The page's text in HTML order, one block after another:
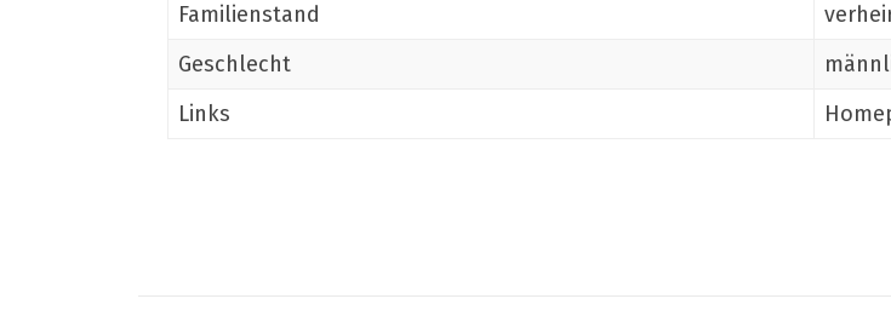
Familienstand
Geschlecht
Links